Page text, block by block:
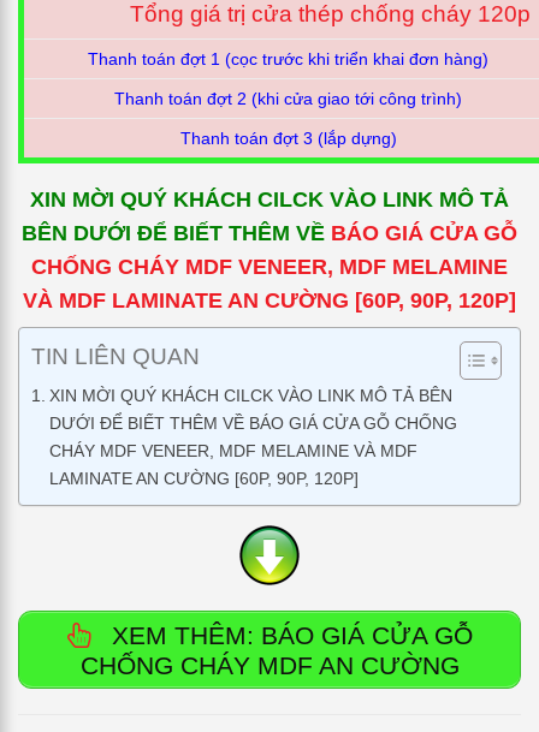
Tổng giá trị cửa thép chống cháy 120p
Thanh toán đợt 1 (cọc trước khi triển khai đơn hàng)
Thanh toán đợt 2 (khi cửa giao tới công trình)
Thanh toán đợt 3 (lắp dựng)
XIN MỜI QUÝ KHÁCH CILCK VÀO LINK MÔ TẢ
BÊN DƯỚI ĐỂ BIẾT THÊM VỀ BÁO GIÁ CỬA GỖ
CHỐNG CHÁY MDF VENEER, MDF MELAMINE
VÀ MDF LAMINATE AN CƯỜNG [60P, 90P, 120P]
TIN LIÊN QUAN
XIN MỜI QUÝ KHÁCH CILCK VÀO LINK MÔ TẢ BÊN
DƯỚI ĐỂ BIẾT THÊM VỀ BÁO GIÁ CỬA GỖ CHỐNG
CHÁY MDF VENEER, MDF MELAMINE VÀ MDF
LAMINATE AN CƯỜNG [60P, 90P, 120P]
XEM THÊM: BÁO GIÁ CỬA GỖ
CHỐNG CHÁY MDF AN CƯỜNG